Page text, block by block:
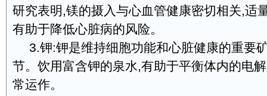
研究表明,镁的摄入与心血管健康密切相关,适
有助于降低心脏病的风险。
3.钾:钾是维持细胞功能和心脏健康的重要
节。饮用富含钾的泉水,有助于平衡体内的电
常运作。